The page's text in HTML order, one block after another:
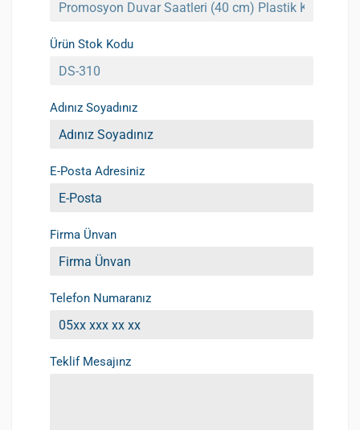
Ürün Stok Kodu
Adınız Soyadınız
E-Posta Adresiniz
Firma Ünvan
Telefon Numaranız
Teklif Mesajınz